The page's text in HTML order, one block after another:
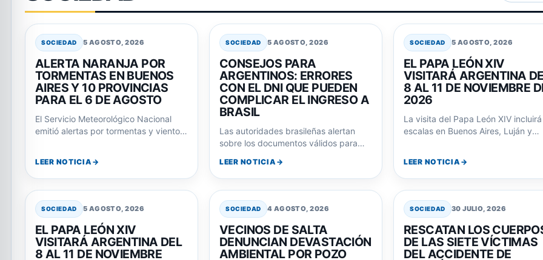
SOCIEDAD 5 AGOSTO, 2026
ALERTA NARANJA POR
TORMENTAS EN BUENOS
AIRES Y 10 PROVINCIAS
PARA EL 6 DE AGOSTO
El Servicio Meteorológico Nacional
emitió alertas por tormentas y vientos
LEER NOTICIA
SOCIEDAD 5 AGOSTO, 2026
CONSEJOS PARA
ARGENTINOS: ERRORES
CON EL DNI QUE PUEDEN
COMPLICAR EL INGRESO A
BRASIL
Las autoridades brasileñas alertan
sobre los documentos válidos para
específicos para menores…
LEER NOTICIA
SOCIEDAD 5 AGOSTO, 2026
EL PAPA LEÓN XIV
VISITARÁ ARGENTINA
8 AL 11 DE NOVIEMBRE
2026
La visita del Papa León XIV incluirá
escalas en Buenos Aires, Luján y
LEER NOTICIA
SOCIEDAD 5 AGOSTO, 2026
EL PAPA LEÓN XIV
VISITARÁ ARGENTINA DEL
8 AL 11 DE NOVIEMBRE
SOCIEDAD 4 AGOSTO, 2026
VECINOS DE SALTA
DENUNCIAN DEVASTACIÓN
AMBIENTAL POR POZO
SOCIEDAD 30 JULIO, 2026
RESCATAN LOS
DE LAS SIETE VÍCTIMAS
DEL ACCIDENTE DE